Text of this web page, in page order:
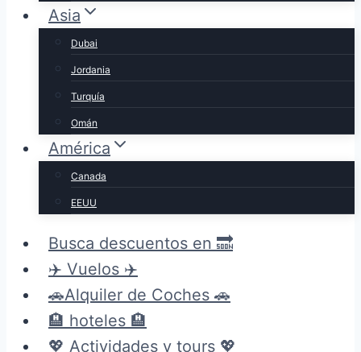
Asia
Dubai
Jordania
Turquía
Omán
América
Canada
EEUU
Busca descuentos en 🔜
✈️ Vuelos ✈️
🚗Alquiler de Coches 🚗
🏨 hoteles 🏨
💖 Actividades y tours 💖